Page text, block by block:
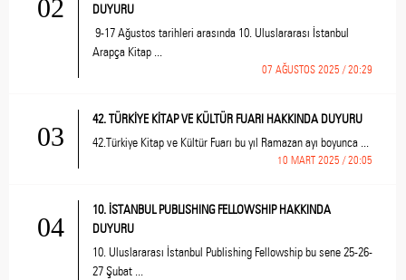
02
DUYURU
9-17 Ağustos tarihleri arasında 10. Uluslararası İstanbul
Arapça Kitap ...
07 AĞUSTOS 2025 / 20:29
03
42. TÜRKİYE KİTAP VE KÜLTÜR FUARI HAKKINDA DUYURU
42.Türkiye Kitap ve Kültür Fuarı bu yıl Ramazan ayı boyunca ...
10 MART 2025 / 20:05
04
10. İSTANBUL PUBLISHING FELLOWSHIP HAKKINDA
DUYURU
10. Uluslararası İstanbul Publishing Fellowship bu sene 25-26-
27 Şubat ...